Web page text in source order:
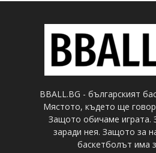
BBALL.BG - българският
Мястото, където ще
Защото обичаме
заради нея. Защото за
баскетболът има